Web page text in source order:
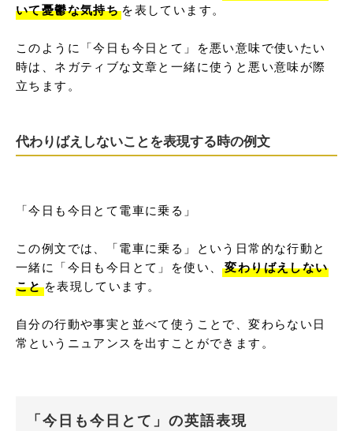
いて憂鬱な気持ち を表しています。
このように「今日も今日とて」を悪い意味で使いたい
時は、ネガティブな文章と一緒に使うと悪い意味が際
立ちます。
代わりばえしないことを表現する時の例文
「今日も今日とて電車に乗る」
この例文では、「電車に乗る」という日常的な行動と
一緒に「今日も今日とて」を使い、変わりばえしない
ことを表現しています。
自分の行動や事実と並べて使うことで、変わらない日
常というニュアンスを出すことができます。
「今日も今日とて」の英語表現